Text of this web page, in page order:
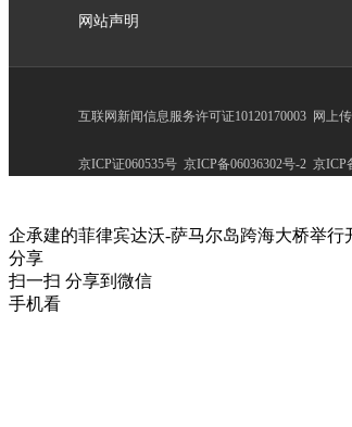
网站声明
互联网新闻信息服务许可证10120170003 网上
京ICP证060535号 京ICP备06036302号-2 京ICP
企承建的菲律宾达沃-萨马尔岛跨海大桥举行
分享
扫一扫 分享到微信
手机看